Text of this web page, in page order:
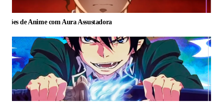
Vilões de Anime com Aura Assustadora